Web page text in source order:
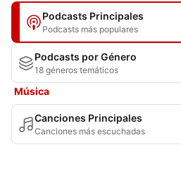
Podcasts Principales
Podcasts más populares
Podcasts por Género
18 géneros temáticos
Música
Canciones Principales
Canciones más escuchadas